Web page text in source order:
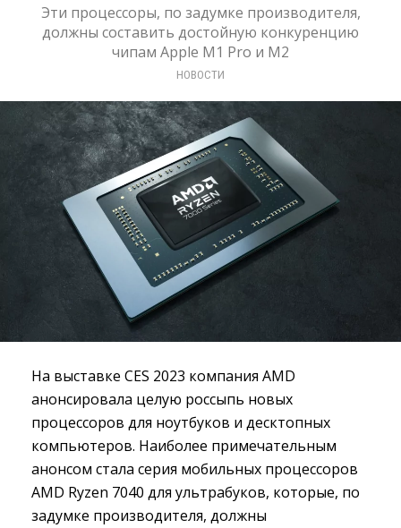
Эти процессоры, по задумке производителя,
должны составить достойную конкуренцию
чипам Apple M1 Pro и M2
НОВОСТИ
На выставке CES 2023 компания AMD
анонсировала целую россыпь новых
процессоров для ноутбуков и десктопных
компьютеров. Наиболее примечательным
анонсом стала серия мобильных процессоров
AMD Ryzen 7040 для ультрабуков, которые, по
задумке производителя, должны